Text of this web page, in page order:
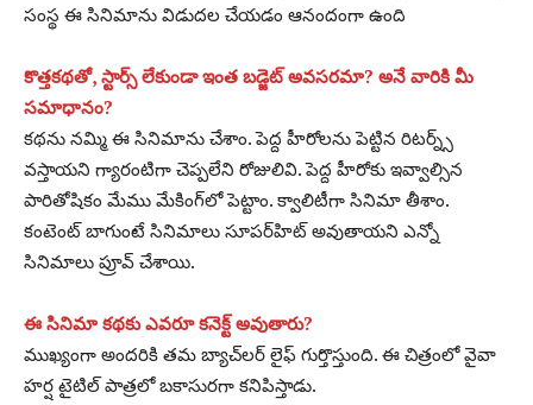
సంస్థ ఈ సినిమాను విడుదల చేయడం ఆనందంగా ఉంది
కొత్తకథతో, స్టార్స్‌ లేకుండా ఇంత బడ్జెట్‌ అవసరమా? అనే వారికి మీ
సమాధానం?
కథను నమ్మి ఈ సినిమాను చేశాం. పెద్ద హీరోలను పెట్టిన రిటర్న్స్‌
వస్తాయని గ్యారంటిగా చెప్పలేని రోజులివి. పెద్ద హీరోకు ఇవ్వాల్సిన
పారితోషికం మేము మేకింగ్‌లో పెట్టాం. క్వాలిటీగా సినిమా తీశాం.
కంటెంట్‌ బాగుంటే సినిమాలు సూపర్‌హిట్‌ అవుతాయని ఎన్నో
సినిమాలు ప్రూవ్‌ చేశాయి.
ఈ సినిమా కథకు ఎవరూ కనెక్ట్‌ అవుతారు?
ముఖ్యంగా అందరికి తమ బ్యాచ్‌లర్‌ లైఫ్‌ గుర్తొస్తుంది. ఈ చిత్రంలో వైవా
హర్ష టైటిల్‌ పాత్రలో బకాసురగా కనిపిస్తాడు.